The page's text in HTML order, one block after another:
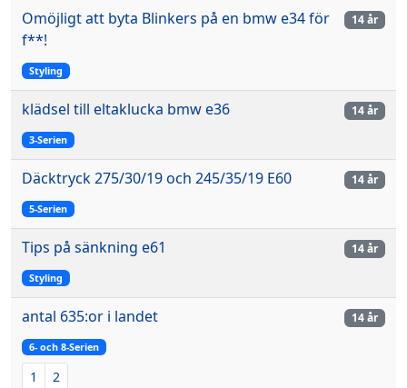
Omöjligt att byta Blinkers på en bmw e34 för
f**!
Styling
14 år
klädsel till eltaklucka bmw e36
3-Serien
14 år
Däcktryck 275/30/19 och 245/35/19 E60
5-Serien
14 år
Tips på sänkning e61
Styling
14 år
antal 635:or i landet
6- och 8-Serien
1 2
14 år